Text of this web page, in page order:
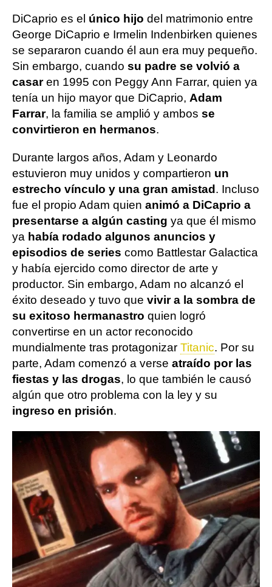
DiCaprio es el único hijo del matrimonio entre
George DiCaprio e Irmelin Indenbirken quienes
se separaron cuando él aun era muy pequeño.
Sin embargo, cuando su padre se volvió a
casaren 1995 con Peggy Ann Farrar, quien ya
tenía un hijo mayor que DiCaprio, Adam
Farrar, la familia se amplió y ambos se
convirtieron en hermanos.
Durante largos años, Adam y Leonardo
estuvieron muy unidos y compartieron un
estrecho vínculo y una gran amistad . Incluso
fue el propio Adam quien animó a DiCaprio a
presentarse a algún casting ya que él mismo
ya había rodado algunos anuncios y
episodios de series como Battlestar Galactica
y había ejercido como director de arte y
productor. Sin embargo, Adam no alcanzó el
éxito deseado y tuvo que vivir a la sombra de
su exitoso hermanastro quien logró
convertirse en un actor reconocido
mundialmente tras protagonizar Titanic. Por su
parte, Adam comenzó a verse atraído por las
fiestas y las drogas, lo que también le causó
algún que otro problema con la ley y su
ingreso en prisión.